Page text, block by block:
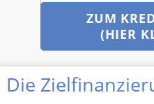
ZUM
(HIER
Die